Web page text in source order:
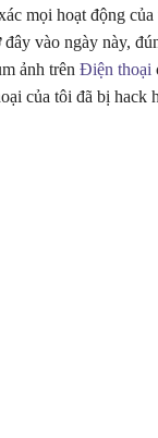
mọi hoạt động
vào ngày này,
ảnh trên Điện thoại
của tôi đã bị hack